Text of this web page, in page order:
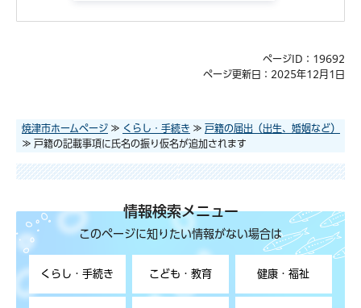
ページID：19692
ページ更新日：2025年12月1日
焼津市ホームページ ≫ くらし・手続き ≫ 戸籍の届出（出生、婚姻など）
≫ 戸籍の記載事項に氏名の振り仮名が追加されます
情報検索メニュー
このページに知りたい情報がない場合は
くらし・手続き こども・教育 健康・福祉